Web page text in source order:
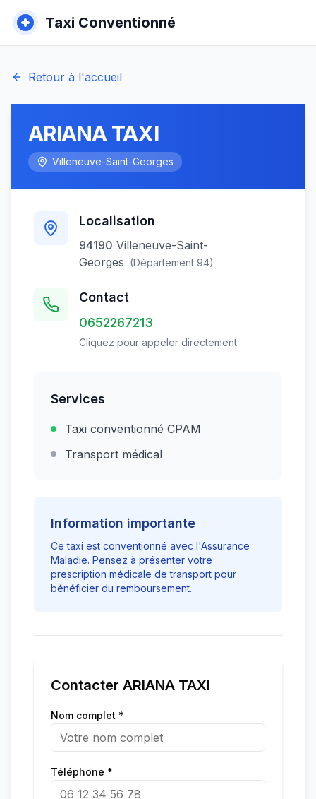
Taxi Conventionné
Retour à l'accueil
ARIANA TAXI
Villeneuve-Saint-Georges
Localisation
94190 Villeneuve-Saint-
Georges (Département 94)
Contact
0652267213
Cliquez pour appeler directement
Services
Taxi conventionné CPAM
Transport médical
Information importante
Ce taxi est conventionné avec l'Assurance
Maladie. Pensez à présenter votre
prescription médicale de transport pour
bénéficier du remboursement.
Contacter ARIANA TAXI
Nom complet *
Téléphone *